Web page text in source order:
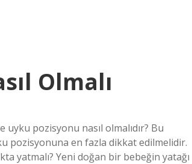
Olmalı
uyku pozisyonu nasıl olmalıdır? Bu
pozisyonuna en fazla dikkat edilmelidir.
yatmalı? Yeni doğan bir bebeğin yatağı